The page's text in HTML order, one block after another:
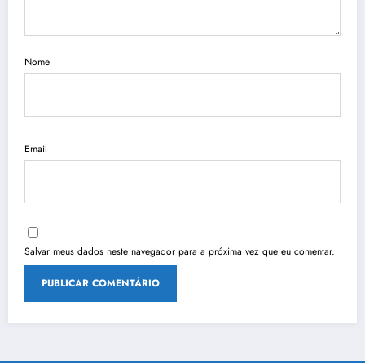
Nome
Email
Salvar meus dados neste navegador para a próxima vez que eu comentar.